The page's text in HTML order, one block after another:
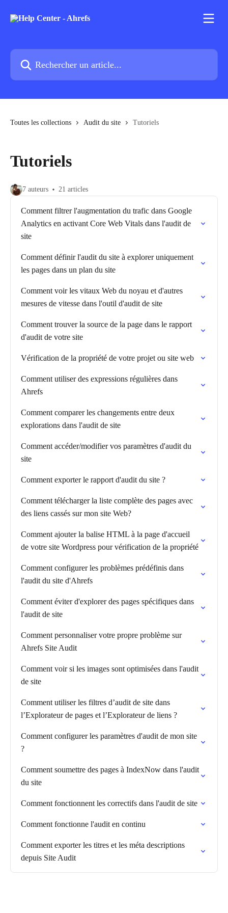
Rechercher un article...
Toutes les collections Audit du site Tutoriels
Tutoriels
7 auteurs 21 articles
Comment filtrer l'augmentation du trafic dans Google
Analytics en activant Core Web Vitals dans l'audit de
site
Comment définir l'audit du site à explorer uniquement
les pages dans un plan du site
Comment voir les vitaux Web du noyau et d'autres
mesures de vitesse dans l'outil d'audit de site
Comment trouver la source de la page dans le rapport
d'audit de votre site
Vérification de la propriété de votre projet ou site web
Comment utiliser des expressions régulières dans
Ahrefs
Comment comparer les changements entre deux
explorations dans l'audit de site
Comment accéder/modifier vos paramètres d'audit du
site
Comment exporter le rapport d'audit du site ?
Comment télécharger la liste complète des pages avec
des liens cassés sur mon site Web?
Comment ajouter la balise HTML à la page d'accueil
de votre site Wordpress pour vérification de la propriété
Comment configurer les problèmes prédéfinis dans
l'audit du site d'Ahrefs
Comment éviter d'explorer des pages spécifiques dans
l'audit de site
Comment personnaliser votre propre problème sur
Ahrefs Site Audit
Comment voir si les images sont optimisées dans l'audit
de site
Comment utiliser les filtres d’audit de site dans
l’Explorateur de pages et l’Explorateur de liens ?
Comment configurer les paramètres d'audit de mon site
?
Comment soumettre des pages à IndexNow dans l'audit
du site
Comment fonctionnent les correctifs dans l'audit de site
Comment fonctionne l'audit en continu
Comment exporter les titres et les méta descriptions
depuis Site Audit